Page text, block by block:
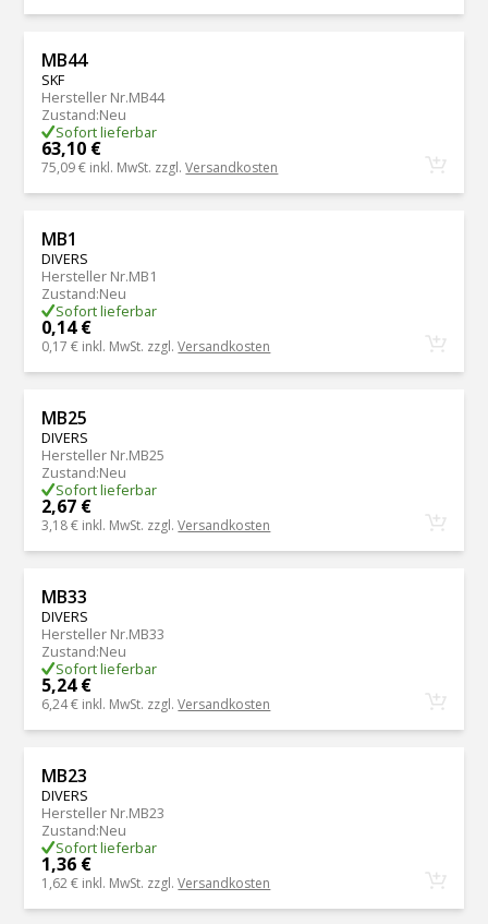
MB44
SKF
Hersteller Nr.MB44
Zustand:Neu
Sofort lieferbar
63,10 €
75,09 € inkl. MwSt. zzgl.Versandkosten
MB1
DIVERS
Hersteller Nr.MB1
Zustand:Neu
Sofort lieferbar
0,14 €
0,17 € inkl. MwSt. zzgl.Versandkosten
MB25
DIVERS
Hersteller Nr.MB25
Zustand:Neu
Sofort lieferbar
2,67 €
3,18 € inkl. MwSt. zzgl.Versandkosten
MB33
DIVERS
Hersteller Nr.MB33
Zustand:Neu
Sofort lieferbar
5,24 €
6,24 € inkl. MwSt. zzgl.Versandkosten
MB23
DIVERS
Hersteller Nr.MB23
Zustand:Neu
Sofort lieferbar
1,36 €
1,62 € inkl. MwSt. zzgl.Versandkosten